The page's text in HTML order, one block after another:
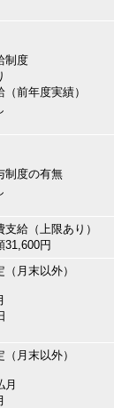
制度
（前年度実績）
制度の有無
支給（上限あり）
31,600円
（月末以外）
（月末以外）
月